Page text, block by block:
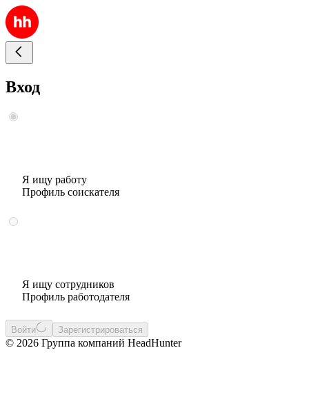
Вход
Я ищу работу
Профиль соискателя
Я ищу сотрудников
Профиль работодателя
Войти Зарегистрироваться
© 2026 Группа компаний HeadHunter